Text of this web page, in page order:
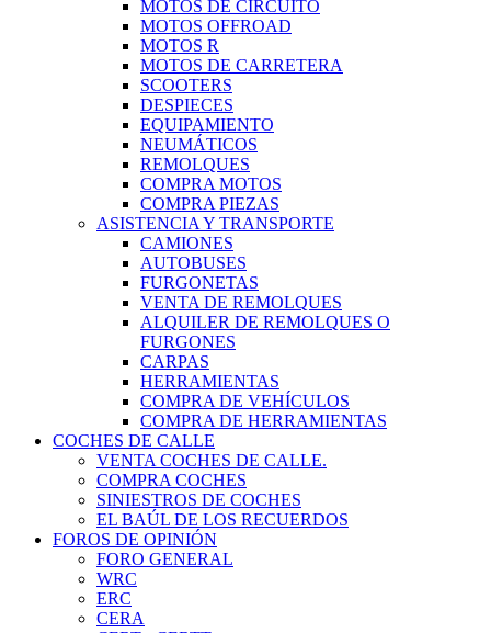
MOTOS DE CIRCUITO
MOTOS OFFROAD
MOTOS R
MOTOS DE CARRETERA
SCOOTERS
DESPIECES
EQUIPAMIENTO
NEUMÁTICOS
REMOLQUES
COMPRA MOTOS
COMPRA PIEZAS
ASISTENCIA Y TRANSPORTE
CAMIONES
AUTOBUSES
FURGONETAS
VENTA DE REMOLQUES
ALQUILER DE REMOLQUES O
FURGONES
CARPAS
HERRAMIENTAS
COMPRA DE VEHÍCULOS
COMPRA DE HERRAMIENTAS
COCHES DE CALLE
VENTA COCHES DE CALLE.
COMPRA COCHES
SINIESTROS DE COCHES
EL BAÚL DE LOS RECUERDOS
FOROS DE OPINIÓN
FORO GENERAL
WRC
ERC
CERA